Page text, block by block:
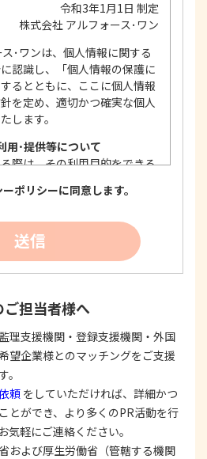
令和3年1月1日 制定
株式会社 アルフォース･ワン
･ワンは、個人情報に関する
認識し、「個人情報の保護に
るとともに、ここに個人情報
を定め、適切かつ確実な個人
します。
用･提供等について
際は、その利用目的をできる
その目的達成に必要な限度に
な手段を用い、同意を得て取
際は、本人に明示、通知、ま
的の範囲内に限定し、それに
行なわないための措置を講じ
意を与えた利用目的の範囲内
います。
いて
びその利用の安全性を確保す
ティ対策を始めとする安全措
への不正アクセス、個人情報
損等の的確な防止とセキュリ
。
ポリシーに同意します。
送信
担当者様へ
理支援機関・登録支援機関・外国
望企業様とのマッチングをご支援
頼 をしていただければ、詳細かつ
とができ、より多くのPR活動を行
気軽にご連絡ください。
および厚生労働省（管轄する機関